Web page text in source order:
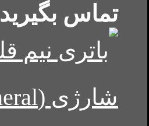
تماس بگیرید